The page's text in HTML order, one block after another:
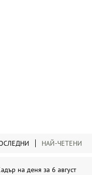
НАЙ-ЧЕТЕНИ
на деня за 6 август